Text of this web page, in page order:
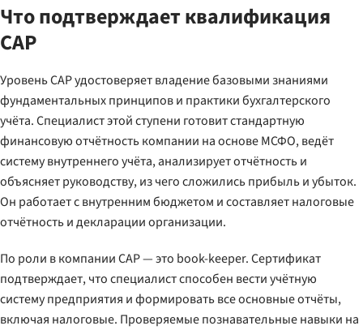
Что подтверждает квалификация
CAP
Уровень CAP удостоверяет владение базовыми знаниями
фундаментальных принципов и практики бухгалтерского
учёта. Специалист этой ступени готовит стандартную
финансовую отчётность компании на основе МСФО, ведёт
систему внутреннего учёта, анализирует отчётность и
объясняет руководству, из чего сложились прибыль и убыток.
Он работает с внутренним бюджетом и составляет налоговые
отчётность и декларации организации.
По роли в компании CAP — это book-keeper. Сертификат
подтверждает, что специалист способен вести учётную
систему предприятия и формировать все основные отчёты,
включая налоговые. Проверяемые познавательные навыки на